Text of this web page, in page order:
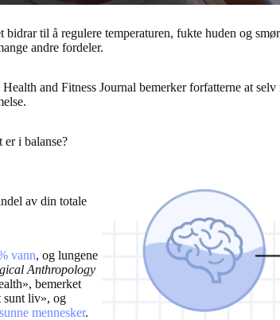
bidrar til å regulere temperaturen, fukte huden og
andre fordeler.
and Fitness Journal bemerker forfatterne at
er i balanse?
av din totale
vann, og lungene
Anthropology
bemerket
sunt liv», og
mennesker.